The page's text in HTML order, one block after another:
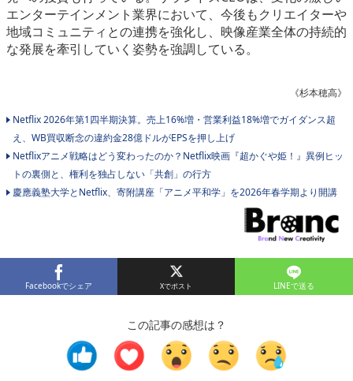
エンターテインメント業界において、今後もクリエイターや
地域コミュニティとの連携を強化し、映像産業全体の持続的
な発展を牽引していく姿勢を強調している。
《杉本穂高》
Netflix 2026年第1四半期決算。売上16%増・営業利益18%増でガイダンス超
え、WB買収断念の違約金28億ドルがEPSを押し上げ
Netflixアニメ戦略はどう変わったのか？Netflix映画『超かぐや姫！』異例ヒッ
トの裏側と、権利を独占しない「共創」の行方
慶應義塾大学とNetflix、寄附講座「アニメ平和学」を2026年春学期より開講
Facebookでシェア LINEで送る
この記事の感想は？